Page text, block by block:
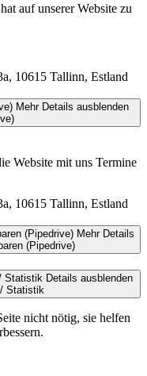
auf unserer Website zu
10615 Tallinn, Estland
Mehr Details ausblenden
Website mit uns Termine
10615 Tallinn, Estland
(Pipedrive) Mehr Details
(Pipedrive)
Statistik Details ausblenden
Statistik
nicht nötig, sie helfen